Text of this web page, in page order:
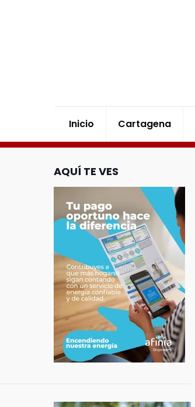
Inicio Cartagena
AQUÍ TE VES